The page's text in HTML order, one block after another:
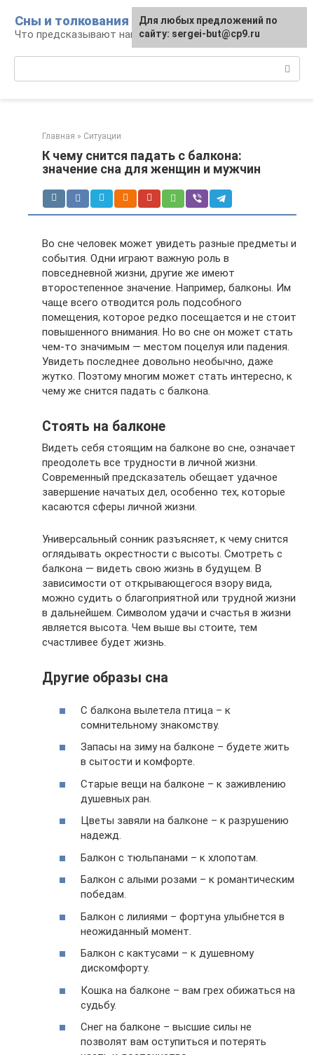
контенту
Сны и толкования
Что предсказывают нам наши сны
Главная » Ситуации
К чему снится падать с балкона:
значение сна для женщин и мужчин
Во сне человек может увидеть разные предметы и
события. Одни играют важную роль в
повседневной жизни, другие же имеют
второстепенное значение. Например, балконы. Им
чаще всего отводится роль подсобного
помещения, которое редко посещается и не стоит
повышенного внимания. Но во сне он может стать
чем-то значимым — местом поцелуя или падения.
Увидеть последнее довольно необычно, даже
жутко. Поэтому многим может стать интересно, к
чему же снится падать с балкона.
Стоять на балконе
Видеть себя стоящим на балконе во сне, означает
преодолеть все трудности в личной жизни.
Современный предсказатель обещает удачное
завершение начатых дел, особенно тех, которые
касаются сферы личной жизни.
Универсальный сонник разъясняет, к чему снится
оглядывать окрестности с высоты. Смотреть с
балкона — видеть свою жизнь в будущем. В
зависимости от открывающегося взору вида,
можно судить о благоприятной или трудной жизни
в дальнейшем. Символом удачи и счастья в жизни
является высота. Чем выше вы стоите, тем
счастливее будет жизнь.
Другие образы сна
С балкона вылетела птица – к
сомнительному знакомству.
Запасы на зиму на балконе – будете жить
в сытости и комфорте.
Старые вещи на балконе – к заживлению
душевных ран.
Цветы завяли на балконе – к разрушению
надежд.
Балкон с тюльпанами – к хлопотам.
Балкон с алыми розами – к романтическим
победам.
Балкон с лилиями – фортуна улыбнется в
неожиданный момент.
Балкон с кактусами – к душевному
дискомфорту.
Кошка на балконе – вам грех обижаться на
судьбу.
Снег на балконе – высшие силы не
позволят вам оступиться и потерять
Для любых предложений по
сайту: sergei-but@cp9.ru